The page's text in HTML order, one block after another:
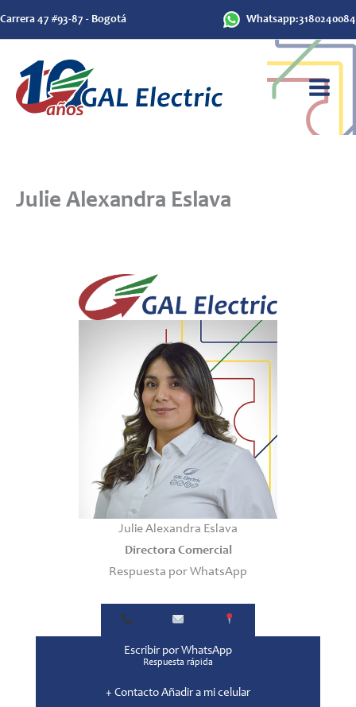
Carrera 47 #93-87 - Bogotá Whatsapp:3180240084
Julie Alexandra Eslava
Julie Alexandra Eslava
Directora Comercial
Respuesta por WhatsApp
Escribir por WhatsApp
Respuesta rápida
+ Contacto Añadir a mi celular